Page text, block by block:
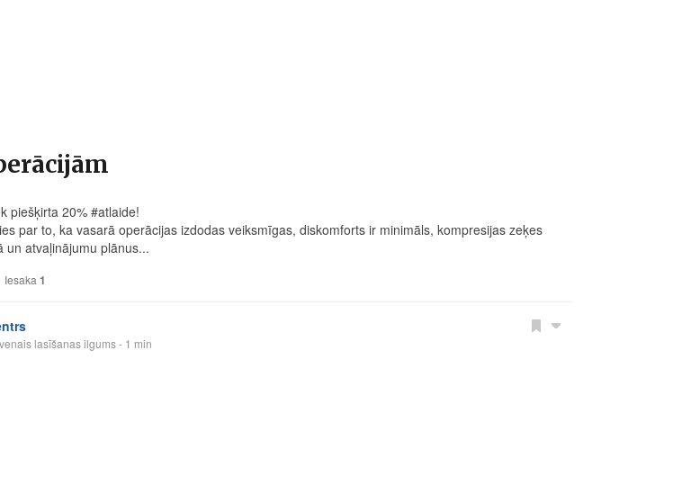
piešķirta 20% #atlaide!
par to, ka vasarā operācijas izdodas veiksmīgas, diskomforts ir minimāls, kompresijas zeķes
un atvaļinājumu plānus...
Iesaka 1
lasīšanas ilgums - 1 min